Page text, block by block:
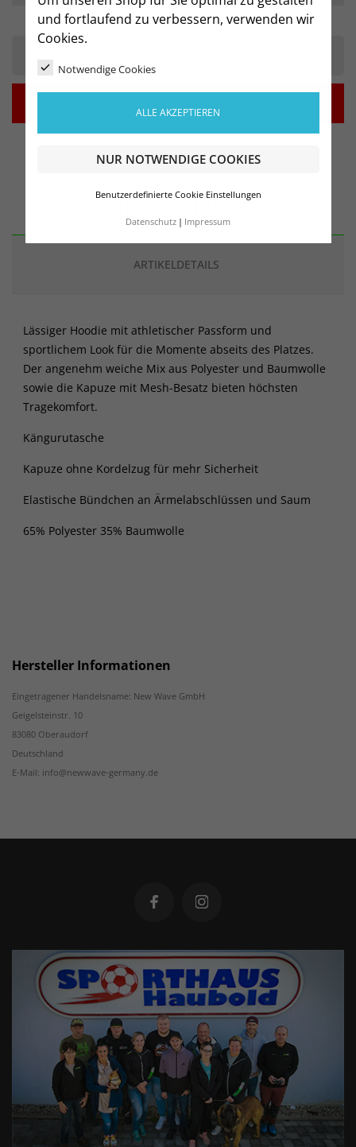
und fortlaufend zu verbessern, verwenden wir
Cookies.
Notwendige Cookies
ALLE AKZEPTIEREN
NUR NOTWENDIGE COOKIES
Benutzerdefinierte Cookie Einstellungen
Datenschutz Impressum
ARTIKELDETAILS
Lässiger Hoodie mit athletischer Passform und
sportlichem Look für die Momente abseits des Platzes.
Der angenehm weiche Mix aus Polyester und Baumwolle
sowie die Kapuze mit Mesh-Besatz bieten höchsten
Tragekomfort.
Kängurutasche
Kapuze ohne Kordelzug für mehr Sicherheit
Elastische Bündchen an Ärmelabschlüssen und Saum
65% Polyester 35% Baumwolle
Hersteller Informationen
Eingetragener Handelsname: New Wave GmbH
Geigelsteinstr. 10
83080 Oberaudorf
Deutschland
E-Mail: info@newwave-germany.de